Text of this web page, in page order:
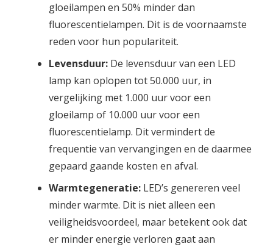
gloeilampen en 50% minder dan
fluorescentielampen. Dit is de voornaamste
reden voor hun populariteit.
Levensduur:De levensduur van een LED
lamp kan oplopen tot 50.000 uur, in
vergelijking met 1.000 uur voor een
gloeilamp of 10.000 uur voor een
fluorescentielamp. Dit vermindert de
frequentie van vervangingen en de daarmee
gepaard gaande kosten en afval.
Warmtegeneratie:LED’s genereren veel
minder warmte. Dit is niet alleen een
veiligheidsvoordeel, maar betekent ook dat
er minder energie verloren gaat aan